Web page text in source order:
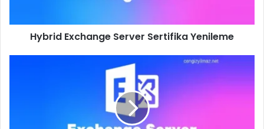
Hybrid Exchange Server Sertifika Yenileme